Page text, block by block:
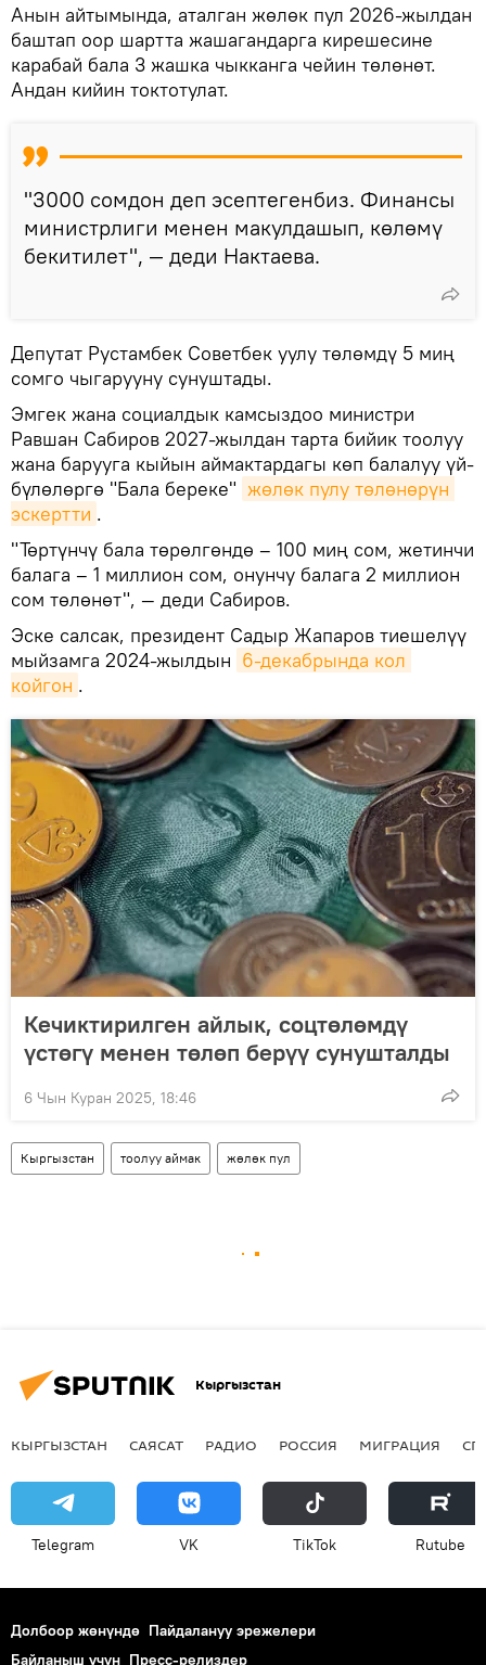
Анын айтымында, аталган жөлөк пул 2026-жылдан
баштап оор шартта жашагандарга кирешесине
карабай бала 3 жашка чыкканга чейин төлөнөт.
Андан кийин токтотулат.
"3000 сомдон деп эсептегенбиз. Финансы
министрлиги менен макулдашып, көлөмү
бекитилет", — деди Нактаева.
Депутат Рустамбек Советбек уулу төлөмдү 5 миң
сомго чыгарууну сунуштады.
Эмгек жана социалдык камсыздоо министри
Равшан Сабиров 2027-жылдан тарта бийик тоолуу
жана барууга кыйын аймактардагы көп балалуу үй-
бүлөлөргө "Бала береке" жөлөк пулу төлөнөрүн
эскертти .
"Төртүнчү бала төрөлгөндө – 100 миң сом, жетинчи
балага – 1 миллион сом, онунчу балага 2 миллион
сом төлөнөт", — деди Сабиров.
Эске салсак, президент Садыр Жапаров тиешелүү
мыйзамга 2024-жылдын 6-декабрында кол
койгон .
Кечиктирилген айлык, соцтөлөмдү
үстөгү менен төлөп берүү сунушталды
6 Чын Куран 2025, 18:46
Кыргызстан тоолуу аймак жөлөк пул
Кыргызстан
КЫРГЫЗСТАН САЯСАТ РАДИО РОССИЯ МИГРАЦИЯ
Telegram VK ТikТоk Rutube
Долбоор жөнүндө Пайдалануу эрежелери
Байланыш үчүн Пресс-релиздер